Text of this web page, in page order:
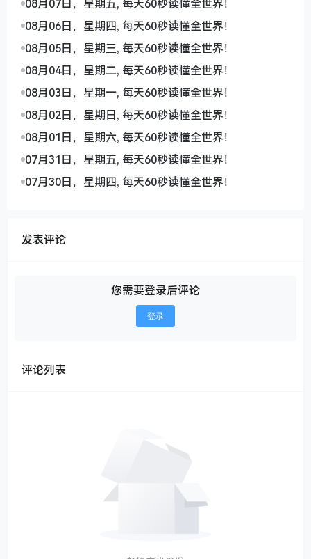
08月07日，星期五, 每天60秒读懂全世界！
08月06日，星期四, 每天60秒读懂全世界！
08月05日，星期三, 每天60秒读懂全世界！
08月04日，星期二, 每天60秒读懂全世界！
08月03日，星期一, 每天60秒读懂全世界！
08月02日，星期日, 每天60秒读懂全世界！
08月01日，星期六, 每天60秒读懂全世界！
07月31日，星期五, 每天60秒读懂全世界！
07月30日，星期四, 每天60秒读懂全世界！
发表评论
您需要登录后评论
登录
评论列表